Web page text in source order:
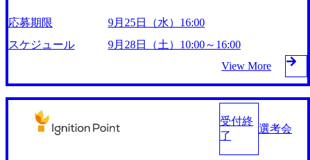
ンサルタントが机の上だけで考えるわけではなく、コンサル
タント、エンジニア、デザイナーなどの各領域のプロフェッ
ショナルが連携しながら、新規事業の企画構想からサービス
構築、グロースまで一気通貫して行う独自のスタイルを敷い
ている すなわち、<u>コンサルティングプロジェクトであり
ながらも、コンサルタント自らが手触り感をもって新規事業
創出や事業立ち上げに携わっていくことができる</u>のが魅
力 CXO人材も目指せる幅広いキャリアパスが用意されてい
る 一般にコンサルティングファームでのキャリアは、あく
までコンサルタントというプロフェッショナル職としてディ
ーム 社名のイグニション・ポイントは、クライアントのイ
ノベーションやトランスフォーメーションを実現する「着火
点（Ignition Point）」となりたい、という想いから付けられ
た 2014年の創業から毎年平均200%超のペースで成長してお
り、直近ではコロナ禍以前と比較して売上が3倍超と更なる
拡大を遂げている。社員数も8年で2名→369名(2023年現在)
と増えており、コンサルティング業界の中でも一定の地位を
占めつつある さらにはこれに留まらず、よりよい社会の実
現に向けたイノベーションのプラットフォームファームとし
応募期限
9月25日（水）16:00
スケジュール
9月28日（土）10:00～16:00
View More
受付終
了
選考会